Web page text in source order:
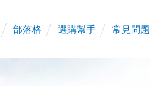
部落格 選購幫手 常見問題